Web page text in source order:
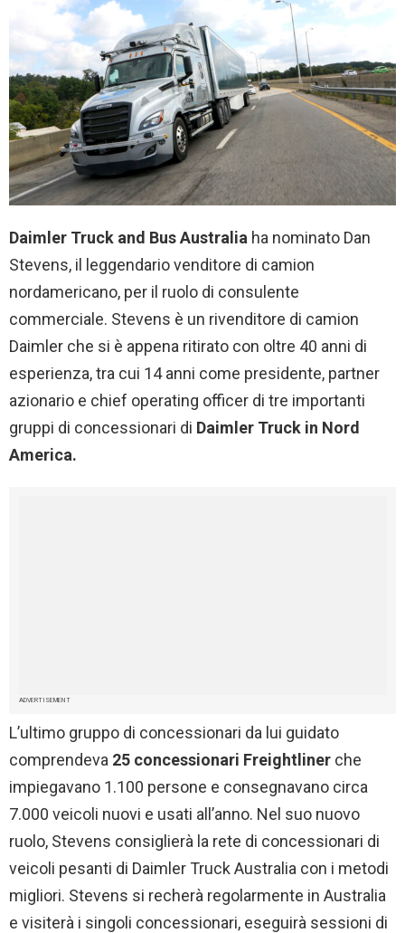
Daimler Truck and Bus Australia ha nominato Dan
Stevens, il leggendario venditore di camion
nordamericano, per il ruolo di consulente
commerciale. Stevens è un rivenditore di camion
Daimler che si è appena ritirato con oltre 40 anni di
esperienza, tra cui 14 anni come presidente, partner
azionario e chief operating officer di tre importanti
gruppi di concessionari di Daimler Truck in Nord
America.
ADVERTISEMENT
L’ultimo gruppo di concessionari da lui guidato
comprendeva 25 concessionari Freightliner che
impiegavano 1.100 persone e consegnavano circa
7.000 veicoli nuovi e usati all’anno. Nel suo nuovo
ruolo, Stevens consiglierà la rete di concessionari di
veicoli pesanti di Daimler Truck Australia con i metodi
migliori. Stevens si recherà regolarmente in Australia
e visiterà i singoli concessionari, eseguirà sessioni di